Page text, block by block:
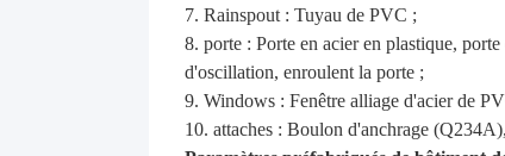
7. Rainspout : Tuyau de PVC ;
8. porte : Porte en acier en plastique,
d'oscillation, enroulent la porte ;
9. Windows : Fenêtre alliage d'acier de
10. attaches : Boulon d'anchrage